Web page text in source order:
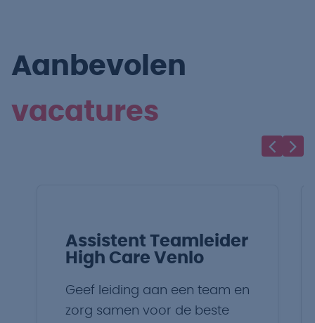
Aanbevolen
vacatures
Assistent Teamleider
High Care Venlo
Geef leiding aan een team en
zorg samen voor de beste